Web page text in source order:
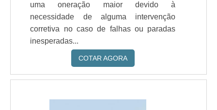
uma oneração maior devido à
necessidade de alguma intervenção
corretiva no caso de falhas ou paradas
inesperadas...
COTAR AGORA